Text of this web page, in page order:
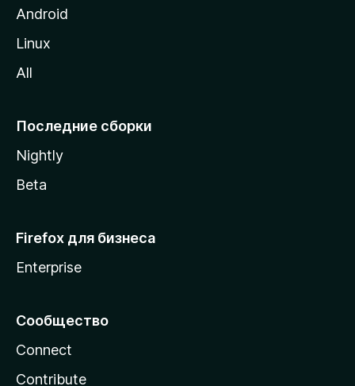
M
i
l
Android
Linux
All
Последние сборки
Nightly
Beta
Firefox для бизнеса
Enterprise
Сообщество
Connect
Contribute